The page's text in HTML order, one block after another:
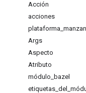
Acción
acciones
plataforma
Args
Aspecto
Atributo
módulo bazel
etiquetas del